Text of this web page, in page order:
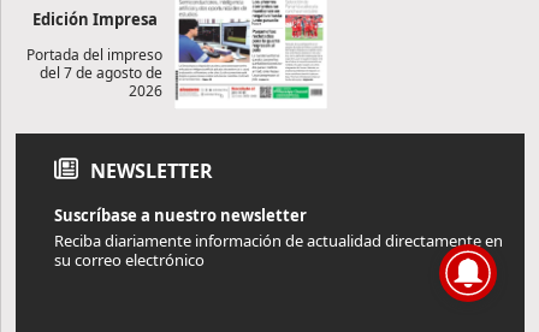
Edición Impresa
Portada del impreso
del 7 de agosto de
2026
NEWSLETTER
Suscríbase a nuestro newsletter
Reciba diariamente información de actualidad directamente en
su correo electrónico